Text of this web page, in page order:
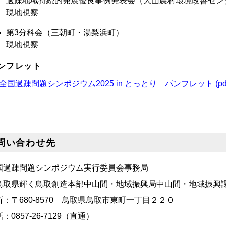
現地視察
第3分科会（三朝町・湯梨浜町）
現地視察
フレット
国過疎問題シンポジウム2025 in とっとり パンフレット
い合わせ先
過疎問題シンポジウム実行委員会事務局
取県輝く鳥取創造本部中山間・地域振興局中山間・地域振興
：〒680-8570 鳥取県鳥取市東町一丁目２２０
：0857-26-7129（直通）